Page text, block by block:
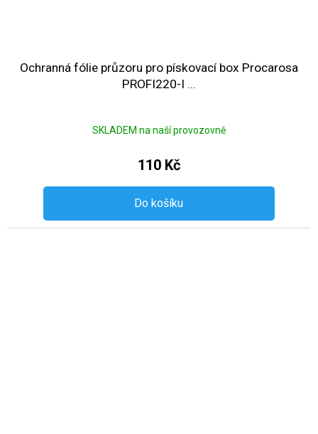
Ochranná fólie průzoru pro pískovací box Procarosa
PROFI220-I ...
SKLADEM na naší provozovně
110 Kč
Do košíku